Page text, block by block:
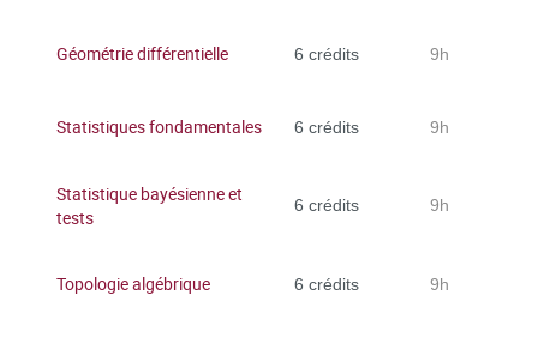
Géométrie différentielle 6 crédits 9h
Statistiques fondamentales 6 crédits 9h
Statistique bayésienne et
tests
6 crédits 9h
Topologie algébrique 6 crédits 9h